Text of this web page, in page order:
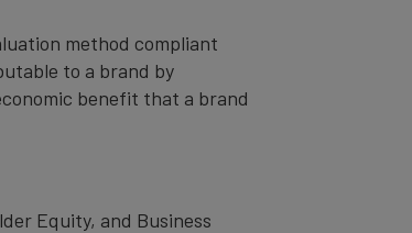
method compliant
to a brand by
benefit that a brand
Equity, and Business